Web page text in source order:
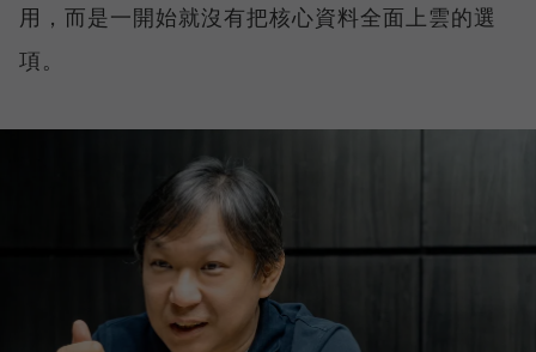
用，而是一開始就沒有把核心資料全面上雲的選
項。